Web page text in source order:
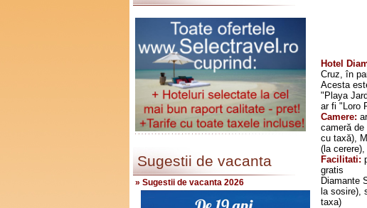
Sugestii de vacanta
» Sugestii de vacanta 2026
Hotel
Cruz, în
Acesta
"Playa
ar fi "Loro
Camere:
cameră
cu taxă),
(la
Facilitati:
gratis
Diamante
la sosire),
taxa)